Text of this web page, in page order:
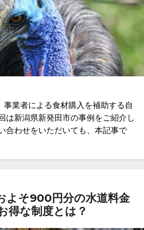
事業者による食材購入を補助する自
は新潟県新発田市の事例をご紹介し
合わせをいただいても、本記事で
よそ900円分の水道料金
得な制度とは？